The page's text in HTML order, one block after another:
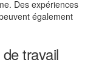
Des expériences
également
travail